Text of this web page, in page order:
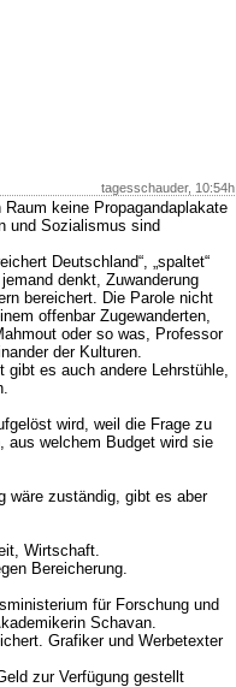
tagesschauder, 10:54h
keine Propagandaplakate
und Sozialismus sind
Deutschland“, „spaltet“
denkt, Zuwanderung
bereichert. Die Parole nicht
offenbar Zugewanderten,
oder so was, Professor
der Kulturen.
gibt es auch andere Lehrstühle,
wird, weil die Frage zu
aus welchem Budget wird sie
wäre zuständig, gibt es aber
Wirtschaft.
Bereicherung.
für Forschung und
Schavan.
Grafiker und Werbetexter
zur Verfügung gestellt